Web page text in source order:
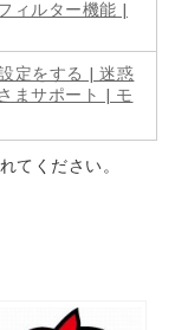
ィルター機能 |
定をする | 迷惑
まサポート | モ
てください。